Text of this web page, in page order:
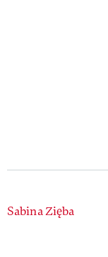
Authors
Sabina Zięba